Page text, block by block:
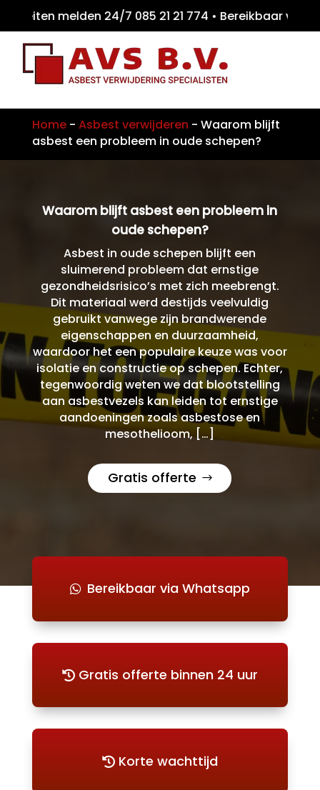
melden 24/7 085 21 21 774 •
Home- Asbest verwijderen - Waarom blijft
asbest een probleem in oude schepen?
Waarom blijft asbest een probleem in
oude schepen?
Asbest in oude schepen blijft een
sluimerend probleem dat ernstige
gezondheidsrisico’s met zich meebrengt.
Dit materiaal werd destijds veelvuldig
gebruikt vanwege zijn brandwerende
eigenschappen en duurzaamheid,
waardoor het een populaire keuze was voor
isolatie en constructie op schepen. Echter,
tegenwoordig weten we dat blootstelling
aan asbestvezels kan leiden tot ernstige
aandoeningen zoals asbestose en
mesothelioom, […]
Gratis offerte
Bereikbaar via Whatsapp
Gratis offerte binnen 24 uur
Korte wachttijd